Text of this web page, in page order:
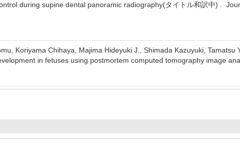
during supine dental panoramic radiography(タイトル和訳中) .
Koriyama Chihaya, Majima Hideyuki J., Shimada Kazuyuki,
in fetuses using postmortem computed tomography image